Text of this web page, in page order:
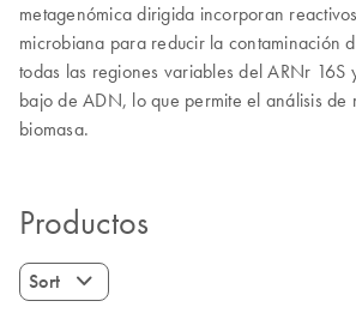
metagenómica dirigida incorporan
microbiana para reducir la contaminación
todas las regiones variables del ARNr 16S
bajo de ADN, lo que permite el análisis de
biomasa.
Productos
Sort